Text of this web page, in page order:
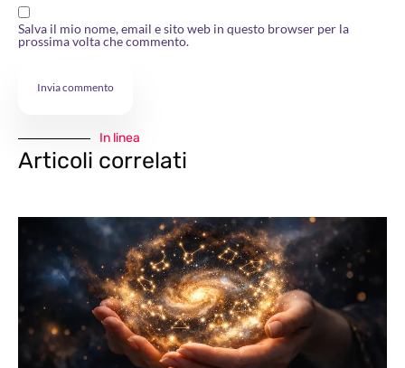
Salva il mio nome, email e sito web in questo browser per la
prossima volta che commento.
In linea
Articoli correlati